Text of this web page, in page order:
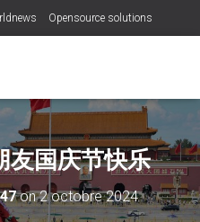
Opensource solutions
友国庆节快乐
on2 octobre 2024